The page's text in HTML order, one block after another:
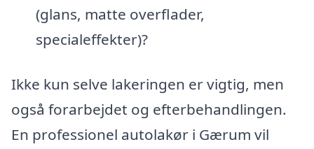
(glans, matte overflader,
specialeffekter)?
Ikke kun selve lakeringen er vigtig, men
også forarbejdet og efterbehandlingen.
En professionel autolakør i Gærum vil